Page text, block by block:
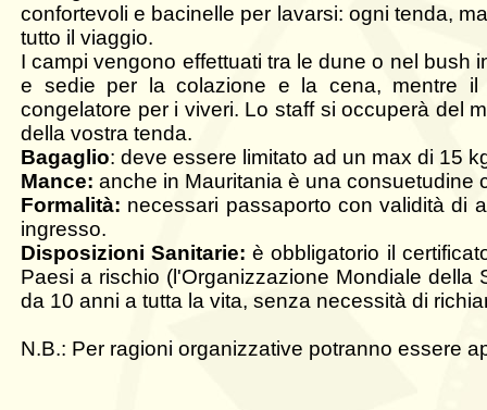
confortevoli e bacinelle per lavarsi: ogni tenda,
tutto il viaggio.
I campi vengono effettuati tra le dune o nel bush
e sedie per la colazione e la cena, mentre
congelatore per i viveri. Lo staff si occuperà del
della vostra tenda.
Bagaglio: deve essere limitato ad un max di 15
Mance: anche in Mauritania è una consuetudine
Formalità: necessari passaporto con validità di
ingresso.
Disposizioni Sanitarie: è obbligatorio il
Paesi a rischio (l'Organizzazione Mondiale
da 10 anni a tutta la vita, senza necessità di
N.B.: Per ragioni organizzative potranno essere